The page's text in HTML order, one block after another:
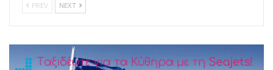
PREV NEXT